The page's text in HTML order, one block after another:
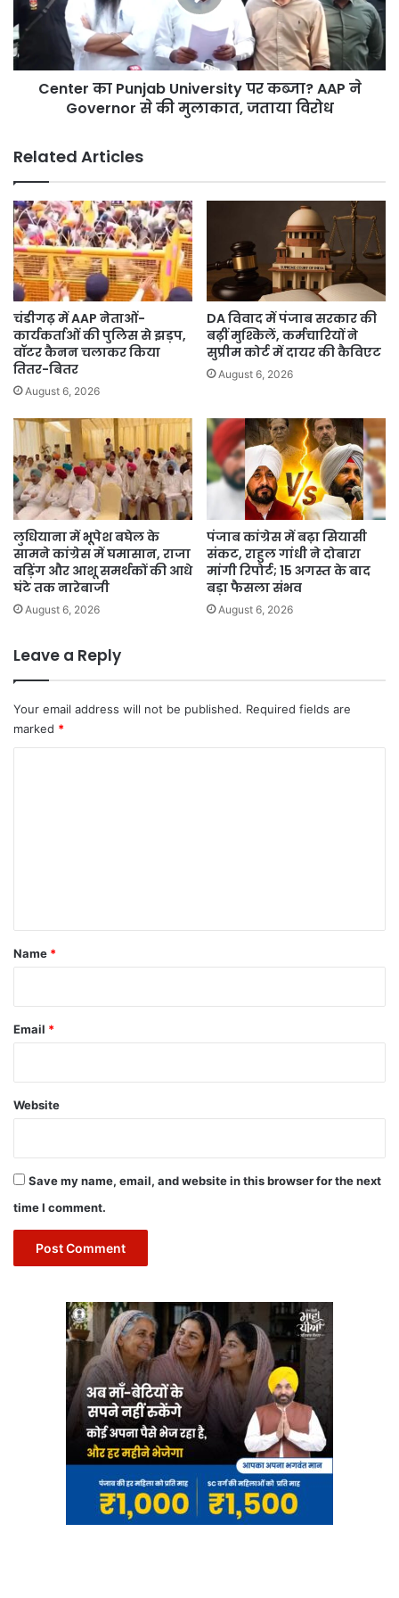
CBI
की
Special
कब्जा?
AAP
ने
Governor
विरोध
Center का Punjab University पर कब्जा? AAP ने
Governor से की मुलाकात, जताया विरोध
Related Articles
चंडीगढ़ में AAP नेताओं-
कार्यकर्ताओं की पुलिस से झड़प,
वॉटर कैनन चलाकर किया
तितर-बितर
August 6, 2026
DA विवाद में पंजाब सरकार की
बढ़ीं मुश्किलें, कर्मचारियों ने
सुप्रीम कोर्ट में दायर की कैविएट
August 6, 2026
लुधियाना में भूपेश बघेल के
सामने कांग्रेस में घमासान, राजा
वड़िंग और आशू समर्थकों की आधे
घंटे तक नारेबाजी
August 6, 2026
पंजाब कांग्रेस में बढ़ा सियासी
संकट, राहुल गांधी ने दोबारा
मांगी रिपोर्ट; 15 अगस्त के बाद
बड़ा फैसला संभव
August 6, 2026
Leave a Reply
Your email address will not be published. Required fields are
marked *
*
Name *
Email *
Website
Save my name, email, and website in this browser for the next
time I comment.